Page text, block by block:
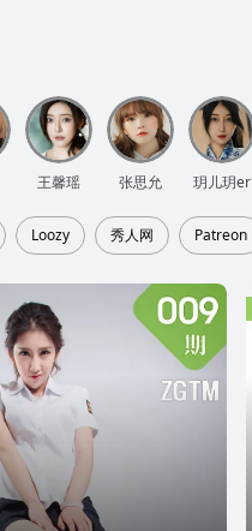
王馨瑶 张思允 玥儿玥er
Loozy 秀人网 Patreon